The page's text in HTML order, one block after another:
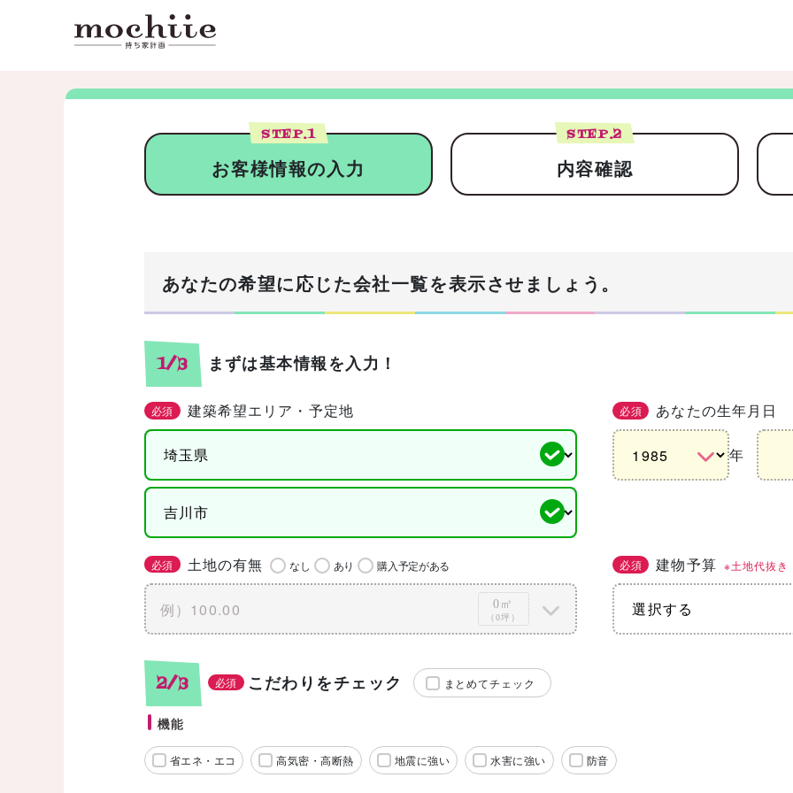
STEP.1
お客様情報の入力
STEP.2
内容確認
あなたの希望に応じた会社一覧を表示させましょう。
1/3 まずは基本情報を入力！
必須 建築希望エリア・予定地 必須 あなたの生年月日
年
必須 土地の有無 なし あり 購入予定がある
0㎡
（0坪）
必須 建物予算 ※土地代抜き
2/3 必須 こだわりをチェック まとめてチェック
機能
省エネ・エコ 高気密・高断熱 地震に強い 水害に強い 防音